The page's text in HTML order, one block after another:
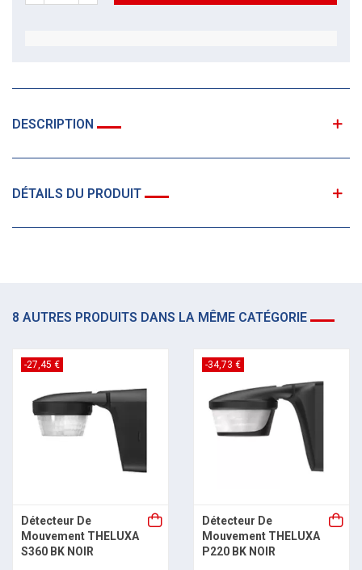
DESCRIPTION
DÉTAILS DU PRODUIT
8 AUTRES PRODUITS DANS LA MÊME CATÉGORIE
-27,45 €
Détecteur De
Mouvement THELUXA
S360 BK NOIR
-34,73 €
Détecteur De
Mouvement THELUXA
P220 BK NOIR